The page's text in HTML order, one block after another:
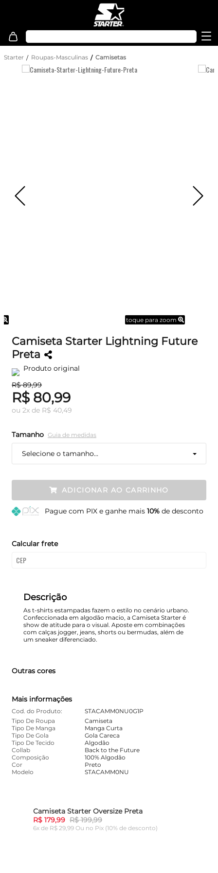
Starter Roupas-Masculinas Camisetas
toque para zoom
Camiseta Starter Lightning Future
Preta
Produto original
R$ 89,99
R$ 80,99
ou 2x de R$ 40,49
Tamanho Guia de medidas
Selecione o tamanho...
ADICIONAR AO CARRINHO
Pague com PIX e ganhe mais 10%de desconto
Calcular frete
Descrição
As t-shirts estampadas fazem o estilo no cenário urbano.
Confeccionada em algodão macio, a Camiseta Starter é
show de atitude para o visual. Aposte em combinações
com calças jogger, jeans, shorts ou bermudas, além de
um sneaker diferenciado.
Outras cores
Mais informações
Cod. do Produto:
STACAMM0NU0G1P
Tipo De Roupa
Camiseta
Tipo De Manga
Manga Curta
Tipo De Gola
Gola Careca
Tipo De Tecido
Algodão
Collab
Back to the Future
Composição
100% Algodão
Cor
Preto
Modelo
STACAMM0NU
Camiseta Starter Oversize Preta
R$ 179,99 R$ 199,99
6x de R$ 29,99 Ou no Pix (10% de desconto)